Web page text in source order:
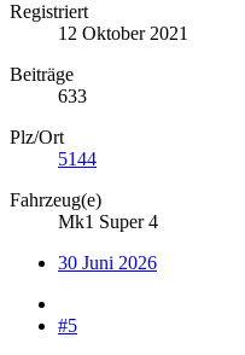
Registriert
12 Oktober 2021
Beiträge
633
Plz/Ort
5144
Fahrzeug(e)
Mk1 Super 4
30 Juni 2026
#5